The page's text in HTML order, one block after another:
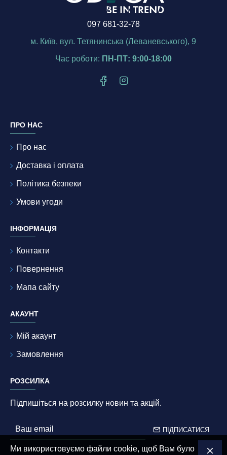
097 681-32-78
м. Київ, вул. Тетянинська (Леваневського), 9
Час роботи: ПН-ПТ: 9:00-18:00
ПРО НАС
Про нас
Доставка і оплата
Політика безпеки
Умови угоди
ІНФОРМАЦІЯ
Контакти
Повернення
Мапа сайту
АКАУНТ
Мій акаунт
Замовлення
РОЗСИЛКА
Підпишіться на розсилку новин та акцій.
ПІДПИСАТИСЯ
Ми використовуємо файли cookie, щоб Вам було